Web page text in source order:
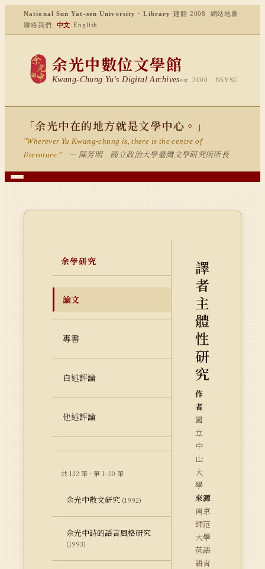
National Sun Yat-sen University · Library ·建館 2008 網站地圖 ·
聯絡我們
中文·English
余光中數位文學館
Kwang-Chung Yu's Digital Archivesest. 2008 · NSYSU
「余光中在的地方就是文學中心。」
"Wherever Yu Kwang-chung is, there is the centre of
literature."
— 陳芳明 國立政治大學臺灣文學研究所所長
余學研究
論文
專書
自述評論
他述評論
共 132 筆 · 第 1–20 筆
余光中散文研究 (1992)
余光中詩的語言風格研究
(1993)
譯
者
主
體
性
研
究
作
者
國
立
中
山
大
學
來源
南京
師范
大學
英語
語言